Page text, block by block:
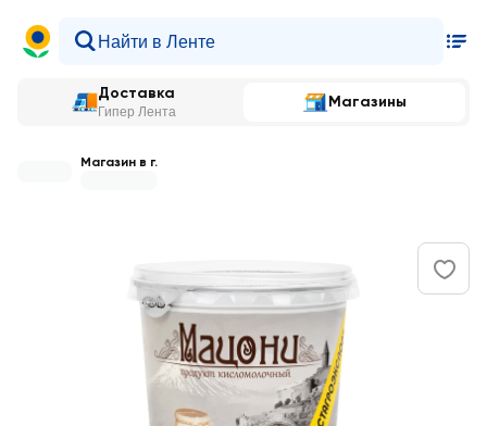
Доставка
Гипер Лента
Магазины
Магазин в г.